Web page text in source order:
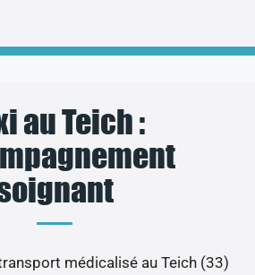
au Teich :
médicalisé au Teich (33)